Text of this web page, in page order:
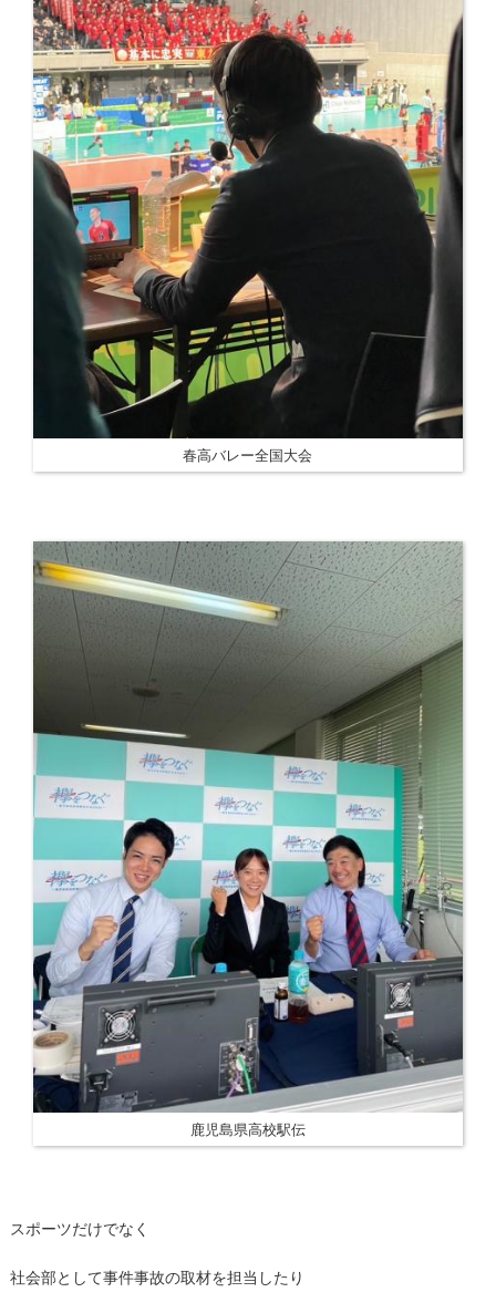
春高バレー全国大会
鹿児島県高校駅伝
スポーツだけでなく
社会部として事件事故の取材を担当したり